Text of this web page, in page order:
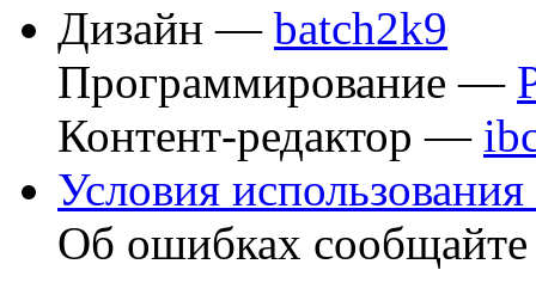
Дизайн — batch2k9
Программирование —
Контент-редактор —
Условия использования
Об ошибках